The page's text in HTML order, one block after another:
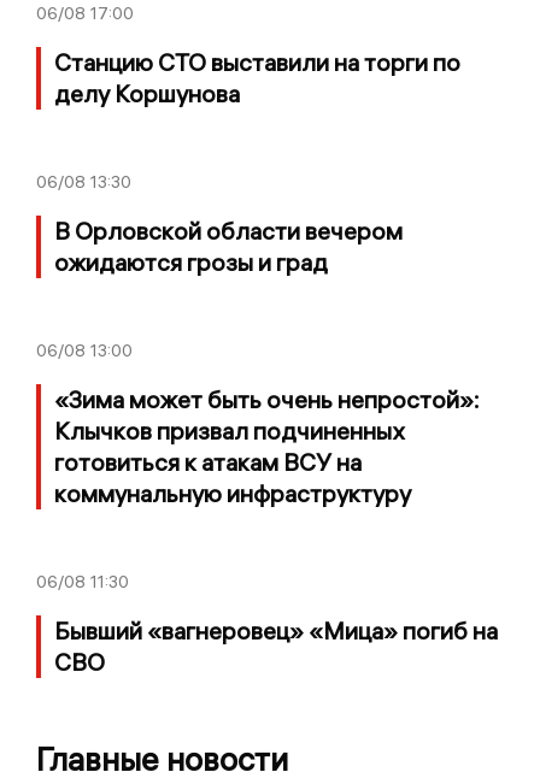
06/08 17:00
Станцию СТО выставили на торги по
делу Коршунова
06/08 13:30
В Орловской области вечером
ожидаются грозы и град
06/08 13:00
«Зима может быть очень непростой»:
Клычков призвал подчиненных
готовиться к атакам ВСУ на
коммунальную инфраструктуру
06/08 11:30
Бывший «вагнеровец» «Мица» погиб на
СВО
Главные новости